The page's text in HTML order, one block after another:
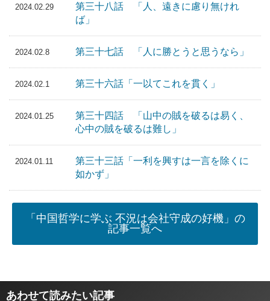
2024.02.29
第三十八話 「人、遠きに慮り無けれ
ば」
2024.02.8 第三十七話 「人に勝とうと思うなら」
2024.02.1 第三十六話「一以てこれを貫く」
2024.01.25
第三十四話 「山中の賊を破るは易く、
心中の賊を破るは難し」
2024.01.11
第三十三話「一利を興すは一言を除くに
如かず」
「中国哲学に学ぶ 不況は会社守成の好機」の
記事一覧へ
あわせて読みたい記事